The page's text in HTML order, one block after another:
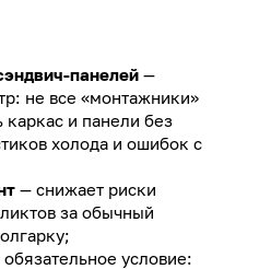
панелей —
не все «монтажники»
каркас и панели без
холода и ошибок с
— снижает риски
за обычный
условие: